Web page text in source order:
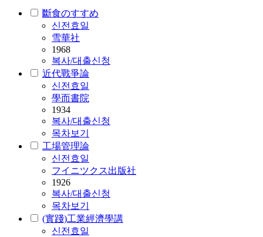
斷食のすすめ
신전효일
雪華社
1968
복사/대출신청
近代戰爭論
신전효일
學而書院
1934
복사/대출신청
목차보기
工場管理論
신전효일
フイニツクス出版社
1926
복사/대출신청
목차보기
(實踐)工業經濟學講
신전효일